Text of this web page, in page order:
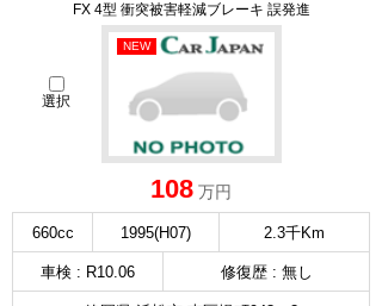
FX 4型 衝突被害軽減ブレーキ 誤発進
選択
NEW
108 万円
660cc 1995(H07) 2.3千Km
車検 : R10.06 修復歴 : 無し